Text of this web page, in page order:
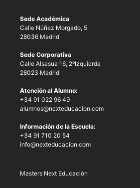
Sede Académica
Calle Núñez Morgado, 5
28036 Madrid
Sede Corporativa
Calle Alsasua 16, 2ºIzquierda
28023 Madrid
Atención al Alumno:
+34 91 022 96 49
alumnos@nexteducacion.com
Información de la Escuela:
+34 91 710 20 54
info@nexteducacion.com
Masters Next Educación